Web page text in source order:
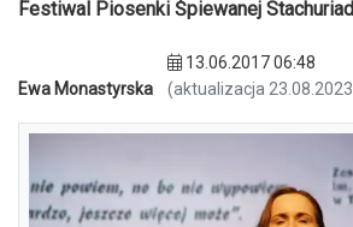
Festiwal Piosenki Śpiewanej
Ewa Monastyrska
13.06.2017 06:48
(aktualizacja